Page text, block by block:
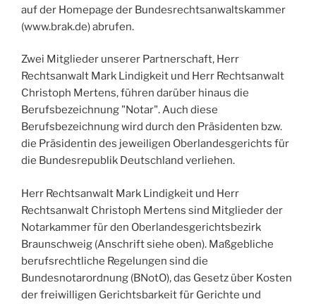
auf der Homepage der Bundesrechtsanwaltskammer
(www.brak.de) abrufen.
Zwei Mitglieder unserer Partnerschaft, Herr
Rechtsanwalt Mark Lindigkeit und Herr Rechtsanwalt
Christoph Mertens, führen darüber hinaus die
Berufsbezeichnung "Notar". Auch diese
Berufsbezeichnung wird durch den Präsidenten bzw.
die Präsidentin des jeweiligen Oberlandesgerichts für
die Bundesrepublik Deutschland verliehen.
Herr Rechtsanwalt Mark Lindigkeit und Herr
Rechtsanwalt Christoph Mertens sind Mitglieder der
Notarkammer für den Oberlandesgerichtsbezirk
Braunschweig (Anschrift siehe oben). Maßgebliche
berufsrechtliche Regelungen sind die
Bundesnotarordnung (BNotO), das Gesetz über Kosten
der freiwilligen Gerichtsbarkeit für Gerichte und